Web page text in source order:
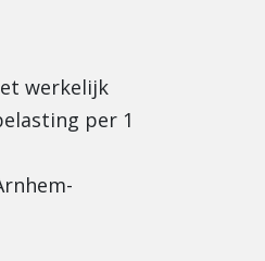
werkelijk
per 1